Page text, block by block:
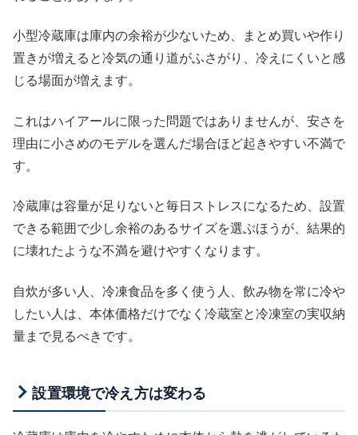
小型冷蔵庫は庫内の余裕が少ないため、まとめ買いや作り
置きが増えると冷気の通り道がふさがり、冷えにくいと感
じる場面が増えます。
これはハイアールに限った問題ではありませんが、安さを
理由に小さめのモデルを選んだ場合ほど起きやすい不満で
す。
冷蔵庫は容量が足りないと毎日ストレスになるため、設置
できる範囲で少し余裕のあるサイズを選ぶほうが、結果的
に壊れたような不満を避けやすくなります。
自炊が多い人、冷凍食品を多く使う人、飲み物を常に冷や
したい人は、本体価格だけでなく冷蔵室と冷凍室の実収納
量まで見るべきです。
設置環境で冷え方は変わる